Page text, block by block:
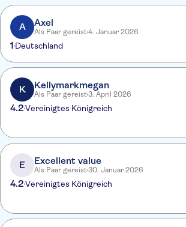
A Axel
Als Paar gereist4. Januar 2026
1 Deutschland
K Kellymarkmegan
Als Paar gereist3. April 2026
4.2Vereinigtes Königreich
E Excellent value
Als Paar gereist30. Januar 2026
4.2Vereinigtes Königreich